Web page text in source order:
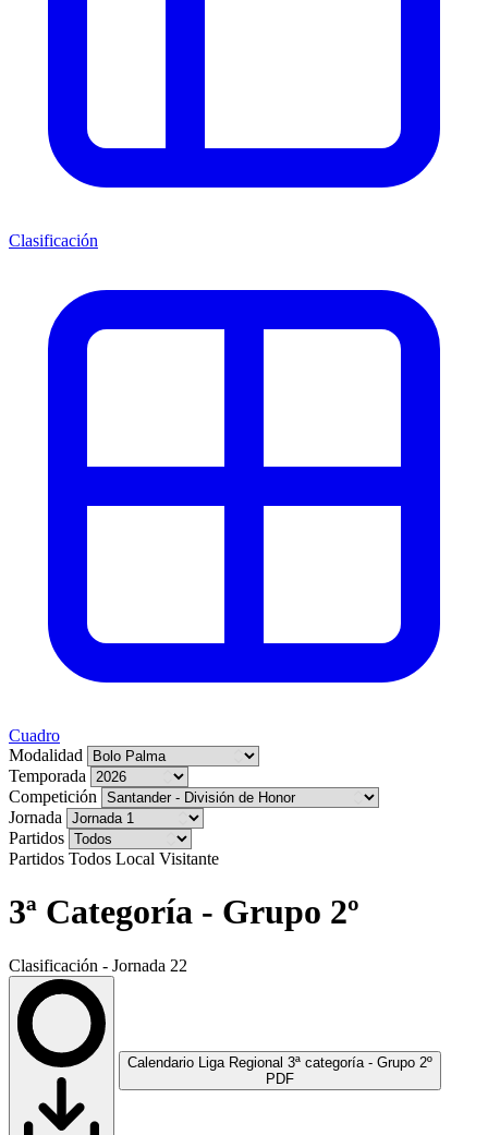
Clasificación
Cuadro
Modalidad
Temporada
Competición
Jornada
Partidos
Partidos Todos Local Visitante
3ª Categoría - Grupo 2º
Clasificación - Jornada 22
Calendario Liga Regional 3ª categoría - Grupo 2º
PDF